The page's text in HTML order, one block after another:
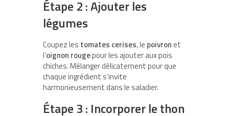
Étape 2 : Ajouter les
légumes
Coupez les tomates cerises, le poivronet
l’oignon rougepour les ajouter aux pois
chiches. Mélanger délicatement pour que
chaque ingrédient s’invite
harmonieusement dans le saladier.
Étape 3 : Incorporer le thon